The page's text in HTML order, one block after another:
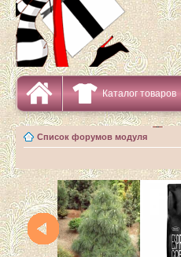
Каталог товаров
Список форумов модуля